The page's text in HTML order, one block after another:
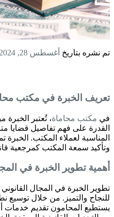
تم نشره بتاريخ أغسطس 28, 2024
تعريف الخبرة في مكتب
في مكتب محاماة، تُعتبر الخبرة
القدرة على فهم تفاصيل قضايا
المناسبة لعملاء المكتب.
وتأكيد سمعة المكتب كمرجعية
أهمية تطوير الخبرة في
تطوير الخبرة في المجال
للنجاح والتميز. من خلال توسيع
يستطيع المحامون تقديم خدمات